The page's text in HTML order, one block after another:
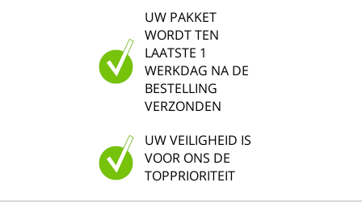
UW PAKKET
WORDT TEN
LAATSTE 1
WERKDAG NA DE
BESTELLING
VERZONDEN
UW VEILIGHEID IS
VOOR ONS DE
TOPPRIORITEIT